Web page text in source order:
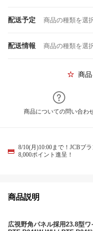
配送予定 商品の種類を選
配送情報 商品の種類を選
商
商品についての問い合わ
8/10(月)10:00まで！JCBブ
8,000ポイント進呈！
商品説明
広視野角パネル採用23.8型